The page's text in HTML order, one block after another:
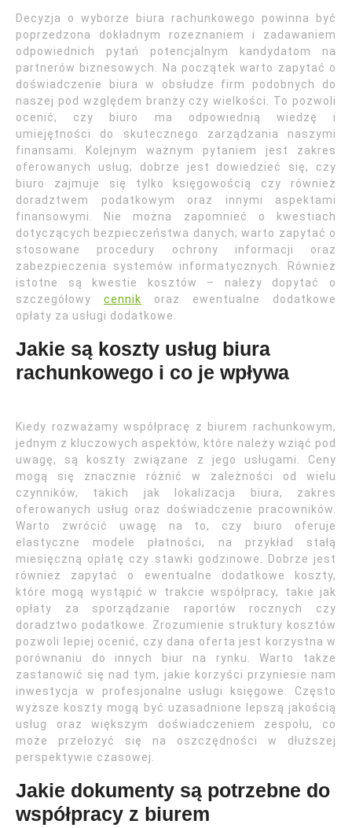
Decyzja o wyborze biura rachunkowego powinna być
poprzedzona dokładnym rozeznaniem i zadawaniem
odpowiednich pytań potencjalnym kandydatom na
partnerów biznesowych. Na początek warto zapytać o
doświadczenie biura w obsłudze firm podobnych do
naszej pod względem branży czy wielkości. To pozwoli
ocenić, czy biuro ma odpowiednią wiedzę i
umiejętności do skutecznego zarządzania naszymi
finansami. Kolejnym ważnym pytaniem jest zakres
oferowanych usług; dobrze jest dowiedzieć się, czy
biuro zajmuje się tylko księgowością czy również
doradztwem podatkowym oraz innymi aspektami
finansowymi. Nie można zapomnieć o kwestiach
dotyczących bezpieczeństwa danych; warto zapytać o
stosowane procedury ochrony informacji oraz
zabezpieczenia systemów informatycznych. Również
istotne są kwestie kosztów – należy dopytać o
szczegółowy cennik oraz ewentualne dodatkowe
opłaty za usługi dodatkowe.
Jakie są koszty usług biura
rachunkowego i co je wpływa
Kiedy rozważamy współpracę z biurem rachunkowym,
jednym z kluczowych aspektów, które należy wziąć pod
uwagę, są koszty związane z jego usługami. Ceny
mogą się znacznie różnić w zależności od wielu
czynników, takich jak lokalizacja biura, zakres
oferowanych usług oraz doświadczenie pracowników.
Warto zwrócić uwagę na to, czy biuro oferuje
elastyczne modele płatności, na przykład stałą
miesięczną opłatę czy stawki godzinowe. Dobrze jest
również zapytać o ewentualne dodatkowe koszty,
które mogą wystąpić w trakcie współpracy, takie jak
opłaty za sporządzanie raportów rocznych czy
doradztwo podatkowe. Zrozumienie struktury kosztów
pozwoli lepiej ocenić, czy dana oferta jest korzystna w
porównaniu do innych biur na rynku. Warto także
zastanowić się nad tym, jakie korzyści przyniesie nam
inwestycja w profesjonalne usługi księgowe. Często
wyższe koszty mogą być uzasadnione lepszą jakością
usług oraz większym doświadczeniem zespołu, co
może przełożyć się na oszczędności w dłuższej
perspektywie czasowej.
Jakie dokumenty są potrzebne do
współpracy z biurem